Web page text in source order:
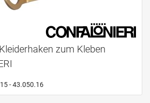
zum Kleben
- 43.050.16